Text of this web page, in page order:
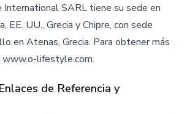
SARL tiene su sede en
EE. UU., Grecia y Chipre, con sede
en Atenas, Grecia. Para obtener más
www.o-lifestyle.com.
de Referencia y